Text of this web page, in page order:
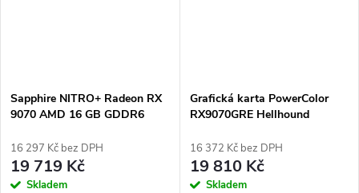
Sapphire NITRO+ Radeon RX
9070 AMD 16 GB GDDR6
16 297 Kč bez DPH
19 719 Kč
Skladem
Grafická karta PowerColor
RX9070GRE Hellhound
16 372 Kč bez DPH
19 810 Kč
Skladem